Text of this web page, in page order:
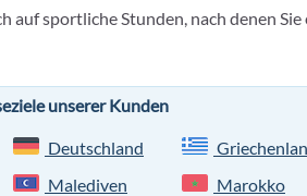
auf sportliche Stunden, nach denen Sie
unserer Kunden
Deutschland
Malediven
Marokko